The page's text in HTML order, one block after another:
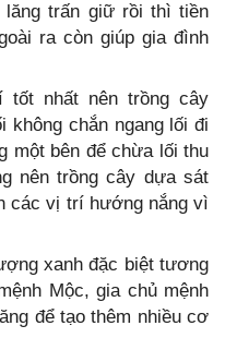
lăng trấn giữ rồi thì tiền
ra còn giúp gia đình
nhất nên trồng cây
không chắn ngang lối đi
một bên để chừa lối thu
nên trồng cây dựa sát
các vị trí hướng nắng vì
xanh đặc biệt tương
Mộc, gia chủ mệnh
để tạo thêm nhiều cơ